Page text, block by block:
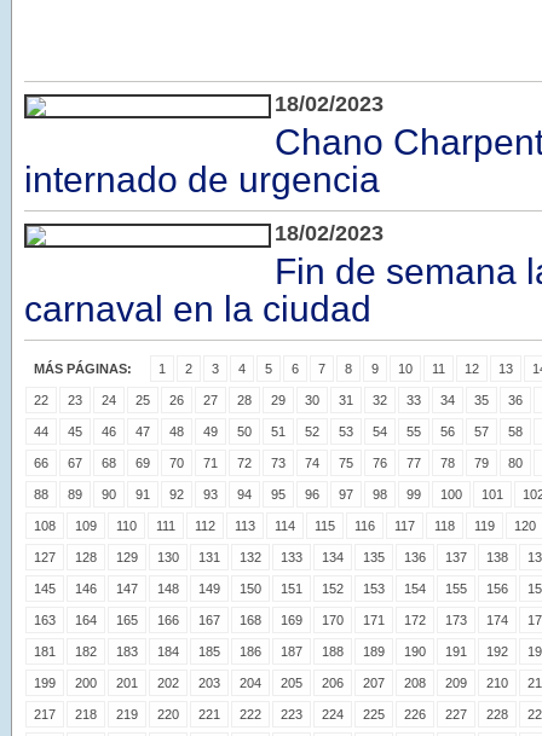
18/02/2023
Chano
internado de urgencia
18/02/2023
Fin de semana
carnaval en la ciudad
MÁS PÁGINAS: 1 2 3 4 5 6 7 8 9 10 11 12 13
22 23 24 25 26 27 28 29 30 31 32 33 34 35 36
44 45 46 47 48 49 50 51 52 53 54 55 56 57 58
66 67 68 69 70 71 72 73 74 75 76 77 78 79 80
88 89 90 91 92 93 94 95 96 97 98 99 100 101
108 109 110 111 112 113 114 115 116 117 118 119 120
127 128 129 130 131 132 133 134 135 136 137 138
145 146 147 148 149 150 151 152 153 154 155 156
163 164 165 166 167 168 169 170 171 172 173 174
181 182 183 184 185 186 187 188 189 190 191 192
199 200 201 202 203 204 205 206 207 208 209 210
217 218 219 220 221 222 223 224 225 226 227 228